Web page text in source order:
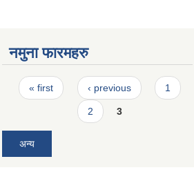
नमुना फारमहरु
Pages
« first ‹ previous 1
2 3
अन्य